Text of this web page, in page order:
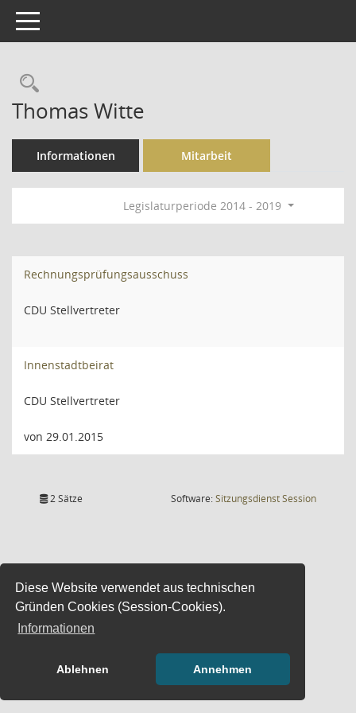
Diese Website verwendet aus technischen
Gründen Cookies (Session-Cookies).
Informationen
Ablehnen Annehmen
Toggle navigation
Rechercheauswahl
Thomas Witte
Informationen Mitarbeit
Legislaturperiode 2014 - 2019
Rechnungsprüfungsausschuss
CDU Stellvertreter
Innenstadtbeirat
CDU Stellvertreter
von 29.01.2015
2 Sätze Software:SitzungsdienstSession(Wird in